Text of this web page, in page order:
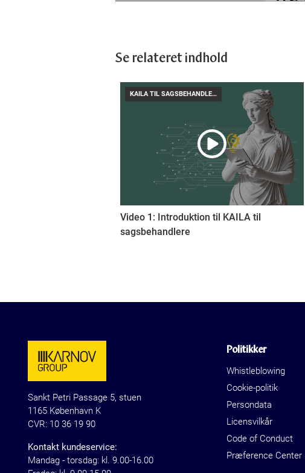
Se relateret indhold
KAILA TIL SAGSBEHANDLERE
Video 1: Introduktion til KAILA til
sagsbehandlere
Sankt Petri Passage 5, stuen
1165 København K
CVR: 10 36 19 90
Kontakt kundeservice:
Mandag - torsdag: kl. 9.00-16.00
Politikker
Whistleblowing
Cookie-politik
Persondata
Licensvilkår
Code of Conduct
Præference Center